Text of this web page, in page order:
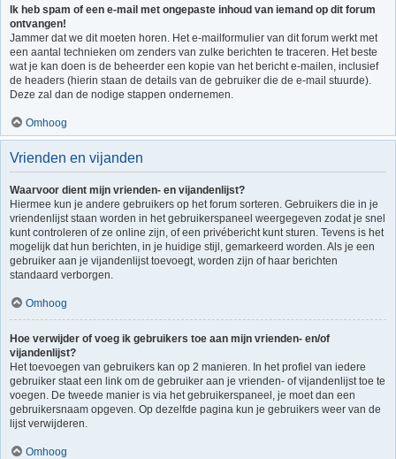
Ik heb spam of een e-mail met ongepaste inhoud van iemand op dit forum
ontvangen!
Jammer dat we dit moeten horen. Het e-mailformulier van dit forum werkt met
een aantal technieken om zenders van zulke berichten te traceren. Het beste
wat je kan doen is de beheerder een kopie van het bericht e-mailen, inclusief
de headers (hierin staan de details van de gebruiker die de e-mail stuurde).
Deze zal dan de nodige stappen ondernemen.
Omhoog
Vrienden en vijanden
Waarvoor dient mijn vrienden- en vijandenlijst?
Hiermee kun je andere gebruikers op het forum sorteren. Gebruikers die in je
vriendenlijst staan worden in het gebruikerspaneel weergegeven zodat je snel
kunt controleren of ze online zijn, of een privébericht kunt sturen. Tevens is het
mogelijk dat hun berichten, in je huidige stijl, gemarkeerd worden. Als je een
gebruiker aan je vijandenlijst toevoegt, worden zijn of haar berichten
standaard verborgen.
Omhoog
Hoe verwijder of voeg ik gebruikers toe aan mijn vrienden- en/of
vijandenlijst?
Het toevoegen van gebruikers kan op 2 manieren. In het profiel van iedere
gebruiker staat een link om de gebruiker aan je vrienden- of vijandenlijst toe te
voegen. De tweede manier is via het gebruikerspaneel, je moet dan een
gebruikersnaam opgeven. Op dezelfde pagina kun je gebruikers weer van de
lijst verwijderen.
Omhoog